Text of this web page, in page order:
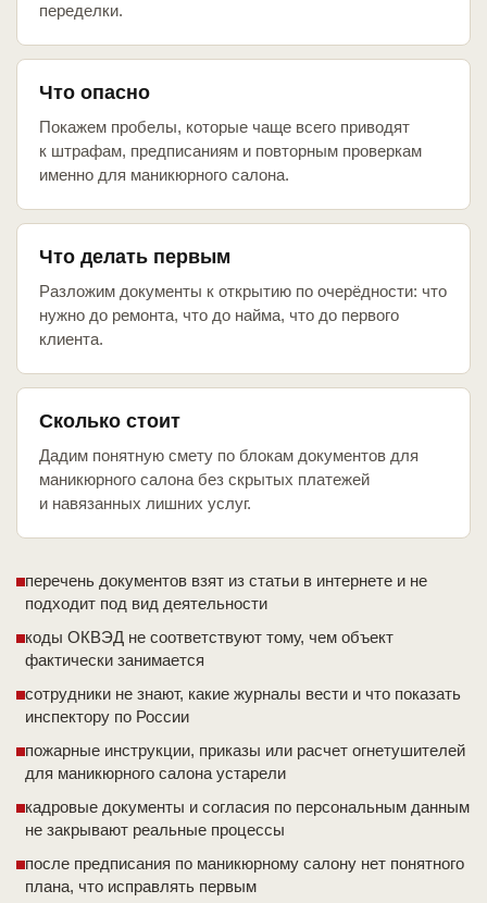
переделки.
Что опасно
Покажем пробелы, которые чаще всего приводят
к штрафам, предписаниям и повторным проверкам
именно для маникюрного салона.
Что делать первым
Разложим документы к открытию по очерёдности: что
нужно до ремонта, что до найма, что до первого
клиента.
Сколько стоит
Дадим понятную смету по блокам документов для
маникюрного салона без скрытых платежей
и навязанных лишних услуг.
перечень документов взят из статьи в интернете и не
подходит под вид деятельности
коды ОКВЭД не соответствуют тому, чем объект
фактически занимается
сотрудники не знают, какие журналы вести и что показать
инспектору по России
пожарные инструкции, приказы или расчет огнетушителей
для маникюрного салона устарели
кадровые документы и согласия по персональным данным
не закрывают реальные процессы
после предписания по маникюрному салону нет понятного
плана, что исправлять первым